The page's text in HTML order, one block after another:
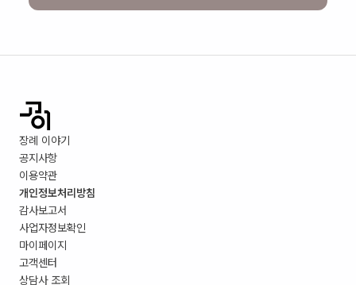
장례 이야기
공지사항
이용약관
개인정보처리방침
감사보고서
사업자정보확인
마이페이지
고객센터
상담사 조회